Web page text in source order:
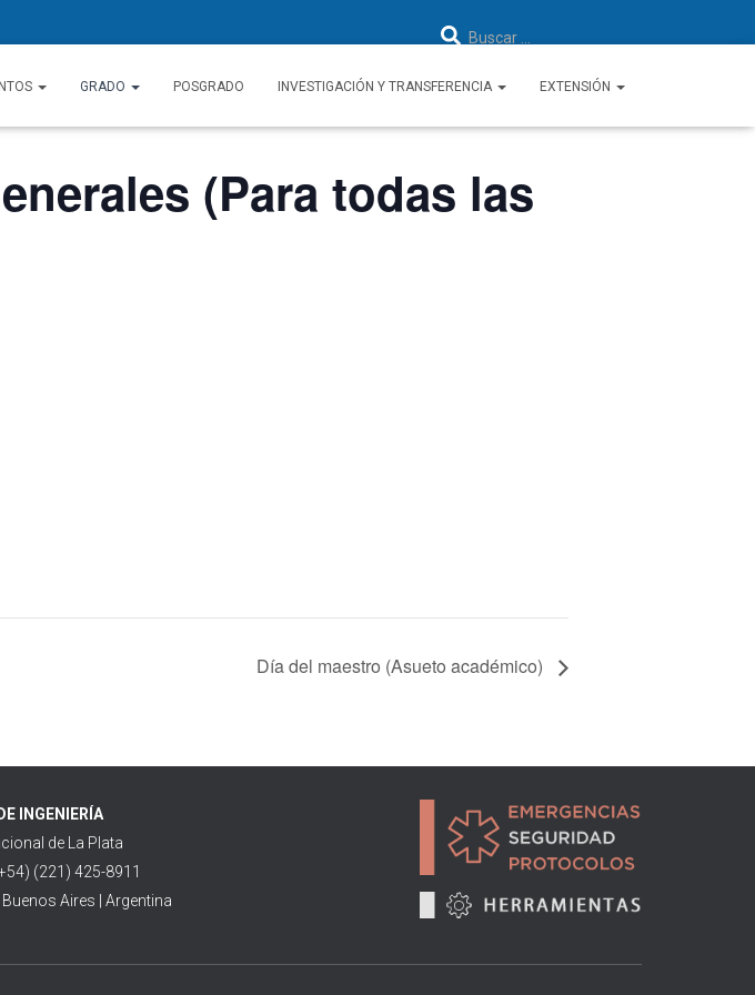
Buscar …
GRADO POSGRADO INVESTIGACIÓN Y TRANSFERENCIA EXTENSIÓN
(Para todas las
Día del maestro (Asueto académico)
INGENIERÍA
de La Plata
(221) 425-8911
Aires | Argentina